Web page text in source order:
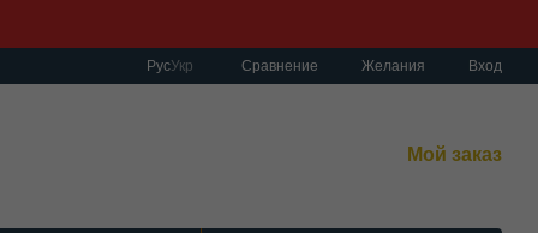
РусУкр Сравнение Желания Вход
Мой заказ